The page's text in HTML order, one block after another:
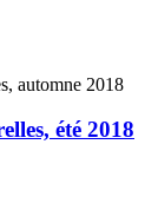
été 2018